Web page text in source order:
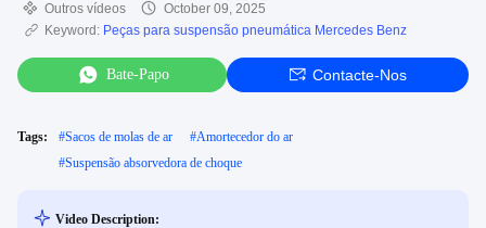
Outros vídeos
October 09, 2025
Keyword: Peças para suspensão pneumática Mercedes Benz
Bate-Papo Contacte-Nos
Tags: #Sacos de molas de ar #Amortecedor do ar
#Suspensão absorvedora de choque
Video Description: